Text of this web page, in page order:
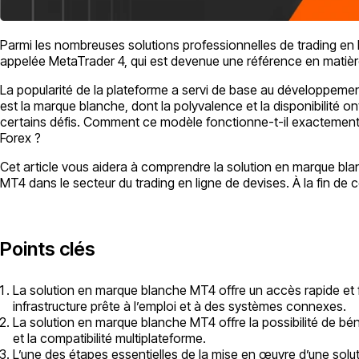
Parmi les nombreuses solutions professionnelles de trading
appelée MetaTrader 4, qui est devenue une référence en
La popularité de la plateforme a servi de base au
est la marque blanche, dont la polyvalence et la disponibilité
certains défis. Comment ce modèle fonctionne-t-il
Forex ?
Cet article vous aidera à comprendre la solution en marque
MT4 dans le secteur du trading en ligne de devises. À la fin de
Points clés
La solution en marque blanche MT4 offre un accès rapide
infrastructure prête à l’emploi et à des systèmes connexes.
La solution en marque blanche MT4 offre la possibilité de
et la compatibilité multiplateforme.
L’une des étapes essentielles de la mise en œuvre d’une